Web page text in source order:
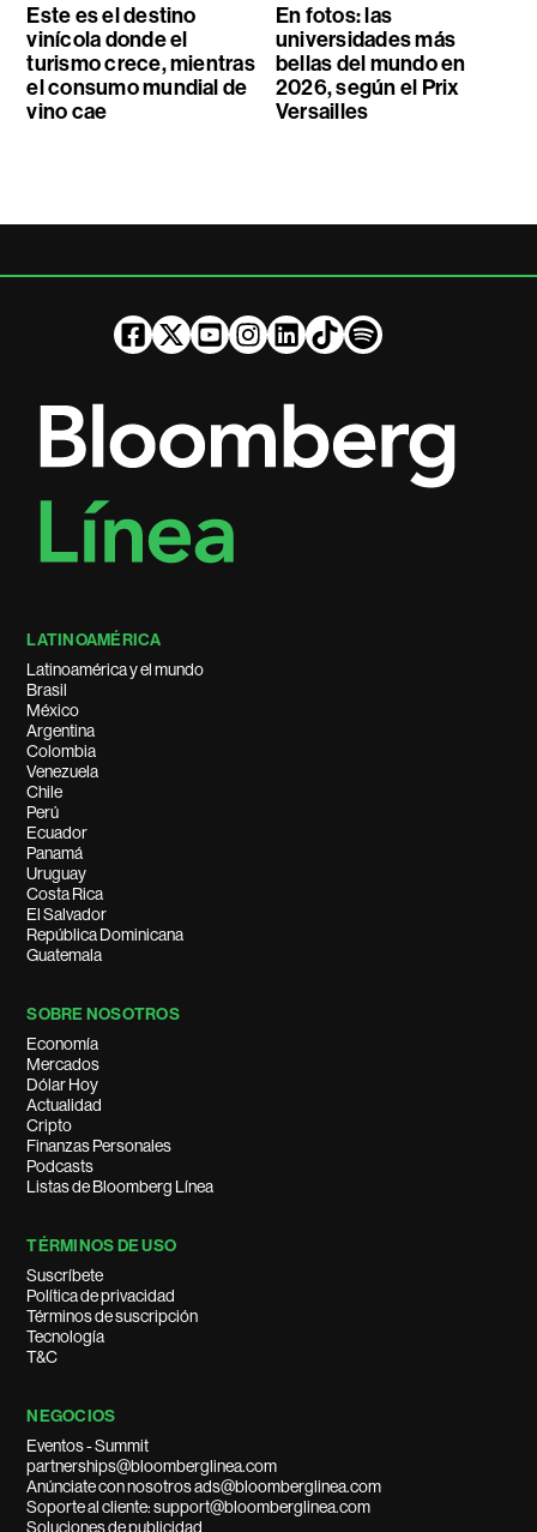
Este es el destino
vinícola donde el
turismo crece, mientras
el consumo mundial de
vino cae
En fotos: las
universidades más
bellas del mundo en
2026, según el Prix
Versailles
LATINOAMÉRICA
Latinoamérica y el mundo
Brasil
México
Argentina
Colombia
Venezuela
Chile
Perú
Ecuador
Panamá
Uruguay
Costa Rica
El Salvador
República Dominicana
Guatemala
SOBRE NOSOTROS
Economía
Mercados
Dólar Hoy
Actualidad
Cripto
Finanzas Personales
Podcasts
Listas de Bloomberg Línea
TÉRMINOS DE USO
Suscríbete
Política de privacidad
Términos de suscripción
Tecnología
T&C
NEGOCIOS
Eventos - Summit
partnerships@bloomberglinea.com
Anúnciate con nosotros ads@bloomberglinea.com
Soporte al cliente: support@bloomberglinea.com
Soluciones de publicidad